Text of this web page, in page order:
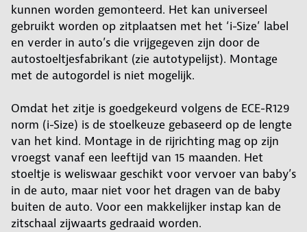
kunnen worden gemonteerd. Het kan universeel
gebruikt worden op zitplaatsen met het ‘i-Size’ label
en verder in auto’s die vrijgegeven zijn door de
autostoeltjesfabrikant (zie autotypelijst). Montage
met de autogordel is niet mogelijk.
Omdat het zitje is goedgekeurd volgens de ECE-R129
norm (i-Size) is de stoelkeuze gebaseerd op de lengte
van het kind. Montage in de rijrichting mag op zijn
vroegst vanaf een leeftijd van 15 maanden. Het
stoeltje is weliswaar geschikt voor vervoer van baby’s
in de auto, maar niet voor het dragen van de baby
buiten de auto. Voor een makkelijker instap kan de
zitschaal zijwaarts gedraaid worden.